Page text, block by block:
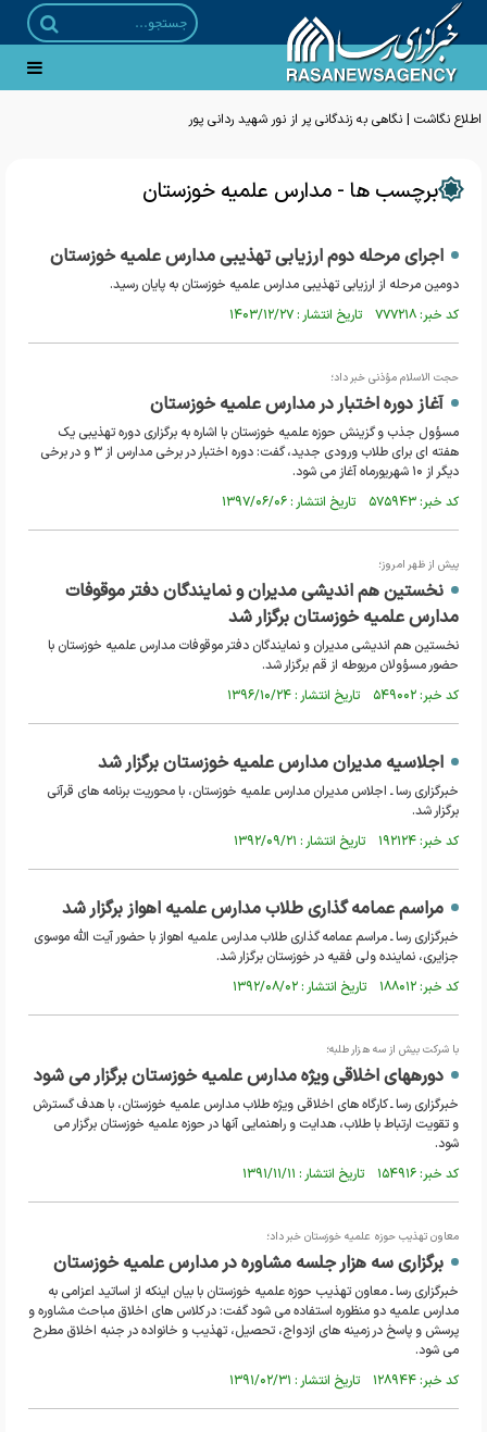
اطلاع نگاشت | نگاهی به زندگانی پر از نور شهید ردانی پور
برچسب ها - مدارس علمیه خوزستان
اجرای مرحله دوم ارزیابی تهذیبی مدارس علمیه خوزستان
دومین مرحله از ارزیابی تهذیبی مدارس علمیه خوزستان به پایان رسید.
کد خبر: ۷۷۷۲۱۸ تاریخ انتشار : ۱۴۰۳/۱۲/۲۷
حجت الاسلام مؤذنی خبر داد؛
آغاز دوره اختبار در مدارس علمیه خوزستان
مسؤول جذب و گزینش حوزه علمیه خوزستان با اشاره به برگزاری دوره تهذیبی یک
هفته ای برای طلاب ورودی جدید، گفت: دوره اختبار در برخی مدارس از ۳ و در برخی
دیگر از ۱۰ شهریورماه آغاز می شود.
کد خبر: ۵۷۵۹۴۳ تاریخ انتشار : ۱۳۹۷/۰۶/۰۶
پیش از ظهر امروز؛
نخستین هم اندیشی مدیران و نمایندگان دفتر موقوفات
مدارس علمیه خوزستان برگزار شد
نخستین هم اندیشی مدیران و نمایندگان دفتر موقوفات مدارس علمیه خوزستان با
حضور مسؤولان مربوطه از قم برگزار شد.
کد خبر: ۵۴۹۰۰۲ تاریخ انتشار : ۱۳۹۶/۱۰/۲۴
اجلاسیه مدیران مدارس علمیه خوزستان برگزار شد
خبرگزاری رسا ـ اجلاس مدیران مدارس علمیه خوزستان، با محوریت برنامه های قرآنی
برگزار شد.
کد خبر: ۱۹۲۱۲۴ تاریخ انتشار : ۱۳۹۲/۰۹/۲۱
مراسم عمامه گذاری طلاب مدارس علمیه اهواز برگزار شد
خبرگزاری رسا ـ مراسم عمامه گذاری طلاب مدارس علمیه اهواز با حضور آیت الله موسوی
جزایری، نماینده ولی فقیه در خوزستان برگزار شد.
کد خبر: ۱۸۸۰۱۲ تاریخ انتشار : ۱۳۹۲/۰۸/۰۲
با شرکت بیش از سه هزار طلبه؛
دوره‎های اخلاقی ویژه مدارس علمیه خوزستان برگزار می شود
خبرگزاری رسا ـ کارگاه های اخلاقی ویژه طلاب مدارس علمیه خوزستان، با هدف گسترش
و تقویت ارتباط با طلاب، هدایت و راهنمایی آنها در حوزه علمیه خوزستان برگزار می
شود.
کد خبر: ۱۵۴۹۱۶ تاریخ انتشار : ۱۳۹۱/۱۱/۱۱
معاون تهذیب حوزه علمیه خوزستان خبر داد؛
برگزاری سه هزار جلسه مشاوره در مدارس علمیه خوزستان
خبرگزاری رسا ـ معاون تهذیب حوزه علمیه خوزستان با بیان این‎که از اساتید اعزامی به
مدارس علمیه دو منظوره استفاده می شود گفت: در کلاس های اخلاق مباحث مشاوره و
پرسش و پاسخ در زمینه های ازدواج، تحصیل، تهذیب و خانواده در جنبه اخلاق مطرح
می شود.
کد خبر: ۱۲۸۹۴۴ تاریخ انتشار : ۱۳۹۱/۰۲/۳۱